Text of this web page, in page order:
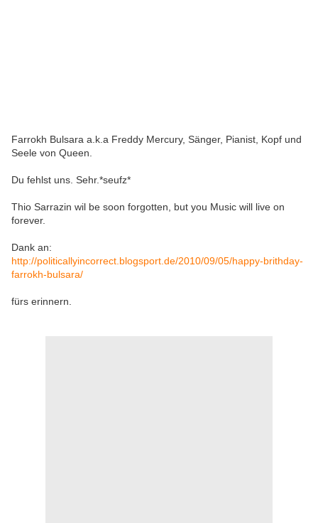
Farrokh Bulsara a.k.a Freddy Mercury, Sänger, Pianist, Kopf und
Seele von Queen.
Du fehlst uns. Sehr.*seufz*
Thio Sarrazin wil be soon forgotten, but you Music will live on
forever.
Dank an:
http://politicallyincorrect.blogsport.de/2010/09/05/happy-brithday-
farrokh-bulsara/
fürs erinnern.